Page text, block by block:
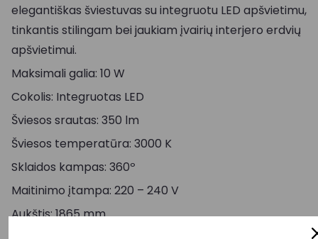
elegantiškas šviestuvas su integruotu LED apšvietimu,
tinkantis stilingam bei jaukiam įvairių interjero erdvių
apšvietimui.
Maksimali galia: 10 W
Cokolis: Integruotas LED
Šviesos srautas: 350 lm
Šviesos temperatūra: 3000 K
Sklaidos kampas: 360º
Maitinimo įtampa: 220 – 240 V
Aukštis: 1865 mm